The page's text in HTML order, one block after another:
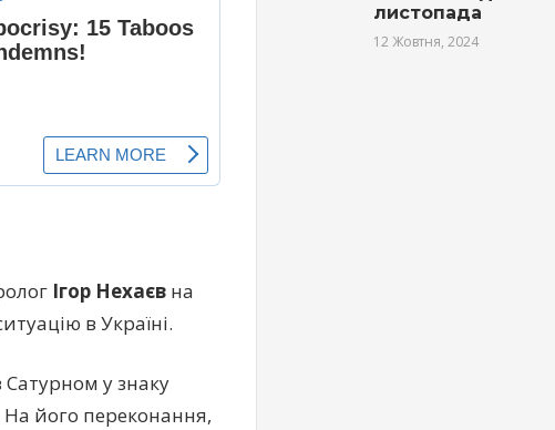
Ігор Нехаєв на
в Україні.
Сатурном у знаку
На його переконання,
листопада
12 Жовтня, 2024